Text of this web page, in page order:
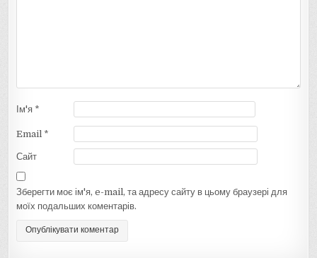
Ім'я *
Email *
Сайт
Зберегти моє ім'я, e-mail, та адресу сайту в цьому браузері для
моїх подальших коментарів.